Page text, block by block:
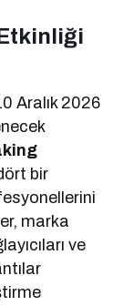
Aralık 2026
bir
marka
ve